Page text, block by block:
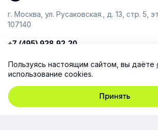
г. Москва, ул. Русаковская., д. 13, стр. 5,
107140
+7 (495) 928-92-20
Расскажем о платформе и предоставим
демо-доступ
Пользуясь настоящим сайтом, вы даёте
использование cookies.
Принять